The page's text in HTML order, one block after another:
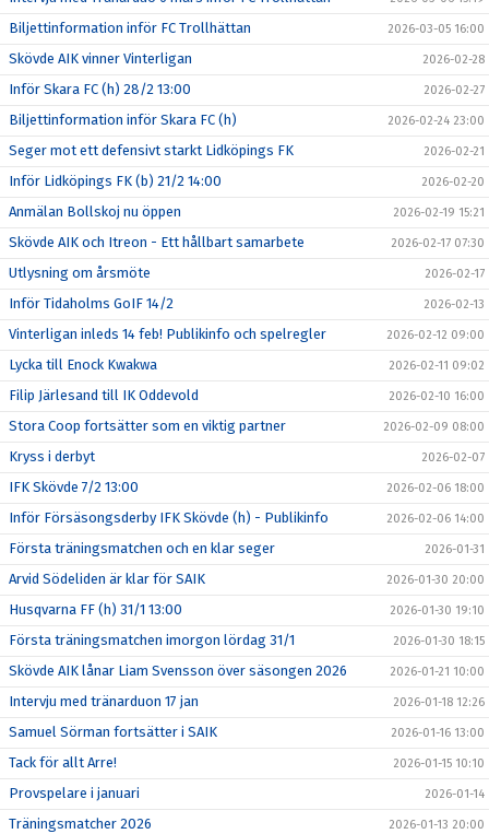
Biljettinformation inför FC Trollhättan 2026-03-05 16:00
Skövde AIK vinner Vinterligan 2026-02-28
Inför Skara FC (h) 28/2 13:00 2026-02-27
Biljettinformation inför Skara FC (h) 2026-02-24 23:00
Seger mot ett defensivt starkt Lidköpings FK 2026-02-21
Inför Lidköpings FK (b) 21/2 14:00 2026-02-20
Anmälan Bollskoj nu öppen 2026-02-19 15:21
Skövde AIK och Itreon - Ett hållbart samarbete 2026-02-17 07:30
Utlysning om årsmöte 2026-02-17
Inför Tidaholms GoIF 14/2 2026-02-13
Vinterligan inleds 14 feb! Publikinfo och spelregler 2026-02-12 09:00
Lycka till Enock Kwakwa 2026-02-11 09:02
Filip Järlesand till IK Oddevold 2026-02-10 16:00
Stora Coop fortsätter som en viktig partner 2026-02-09 08:00
Kryss i derbyt 2026-02-07
IFK Skövde 7/2 13:00 2026-02-06 18:00
Inför Försäsongsderby IFK Skövde (h) - Publikinfo 2026-02-06 14:00
Första träningsmatchen och en klar seger 2026-01-31
Arvid Södeliden är klar för SAIK 2026-01-30 20:00
Husqvarna FF (h) 31/1 13:00 2026-01-30 19:10
Första träningsmatchen imorgon lördag 31/1 2026-01-30 18:15
Skövde AIK lånar Liam Svensson över säsongen 2026 2026-01-21 10:00
Intervju med tränarduon 17 jan 2026-01-18 12:26
Samuel Sörman fortsätter i SAIK 2026-01-16 13:00
Tack för allt Arre! 2026-01-15 10:10
Provspelare i januari 2026-01-14
Träningsmatcher 2026 2026-01-13 20:00